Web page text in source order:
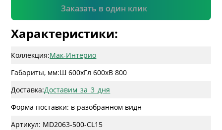
Заказать в один клик
Подтвердить
Характеристики:
Коллекция:Мак-Интерио
Габариты, мм:Ш 600xГл 600xВ 800
Доставка:Доставим_за_3_дня
Форма поставки: в разобранном видн
Артикул: MD2063-500-CL15